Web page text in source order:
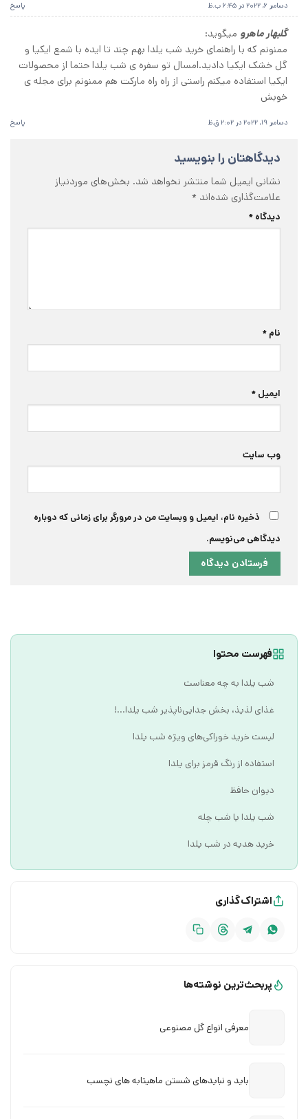
فهرست محتوا
شب یلدا به چه معناست
غذای لذیذ، بخش جدایی‌ناپذیر شب یلدا...!
لیست خرید خوراکی‌های ویژه شب یلدا
استفاده از رنگ قرمز برای یلدا
دیوان حافظ
شب یلدا یا شب چله
خرید هدیه در شب یلدا
اشتراک‌گذاری
پربحث‌ترین نوشته‌ها
معرفی انواع گل مصنوعی
باید و نبایدهای شستن ماهیتابه های نچسب
دسامبر 6, 2022 در 6:45 ب.ظ پاسخ
گلبهار ماهرو میگوید:
ممنونم که با راهنمای خرید شب یلدا بهم چند تا ایده با شمع ایکیا و
گل خشک ایکیا دادید.امسال تو سفره ی شب یلدا حتما از محصولات
ایکیا استفاده میکنم راستی از راه راه مارکت هم ممنونم برای مجله ی
خوبش
دسامبر 19, 2022 در 2:02 ق.ظ پاسخ
دیدگاهتان را بنویسید
نشانی ایمیل شما منتشر نخواهد شد. بخش‌های موردنیاز
علامت‌گذاری شده‌اند *
دیدگاه *
نام *
ایمیل *
وب‌ سایت
ذخیره نام، ایمیل و وبسایت من در مرورگر برای زمانی که دوباره
دیدگاهی می‌نویسم.